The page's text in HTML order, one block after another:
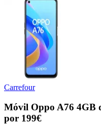
Carrefour
Móvil Oppo A76 4GB
por 199€